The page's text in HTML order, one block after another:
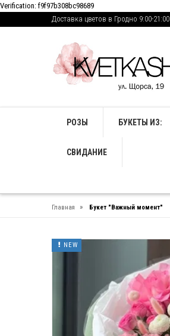
Verification: f9f97b308bc98689
Доставка цветов в Гродно 9:00-21:00
РОЗЫ БУКЕТЫ ИЗ:
СВИДАНИЕ
Главная » Букет "Важный момент"
NEW